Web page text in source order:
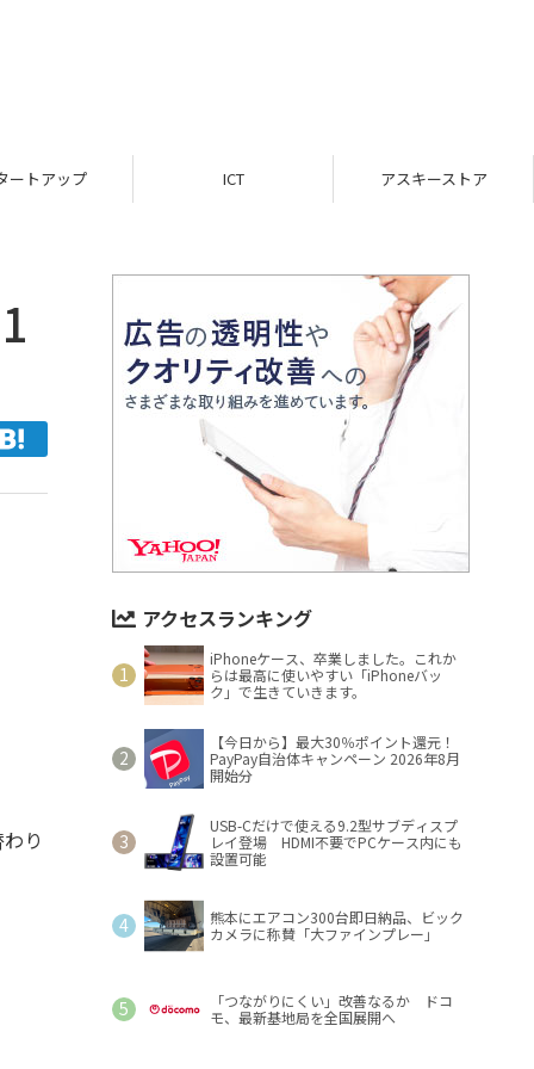
ICT アスキーストア インフォメーション
り
アクセスランキング
iPhoneケース、卒業しました。これか
らは最高に使いやすい「iPhoneバッ
ク」で生きていきます。
【今日から】最大30％ポイント還元！
PayPay自治体キャンペーン 2026年8月
開始分
USB-Cだけで使える9.2型サブディスプ
レイ登場 HDMI不要でPCケース内にも
設置可能
熊本にエアコン300台即日納品、ビック
カメラに称賛「大ファインプレー」
「つながりにくい」改善なるか ドコ
モ、最新基地局を全国展開へ